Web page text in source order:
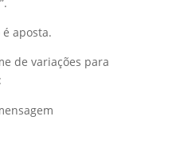
aposta.
de variações para